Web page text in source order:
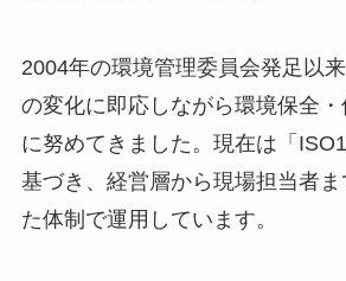
2004年の環境管理委員会発足以
の変化に即応しながら環境保全
に努めてきました。現在は「
基づき、経営層から現場担当者
た体制で運用しています。